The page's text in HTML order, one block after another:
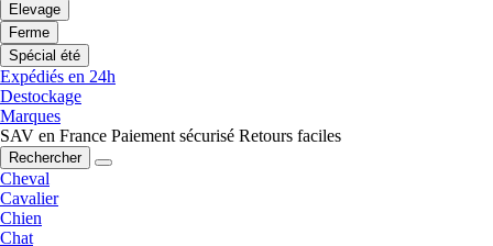
Elevage
Ferme
Spécial été
Expédiés en 24h
Destockage
Marques
SAV en France Paiement sécurisé Retours faciles
Rechercher
Cheval
Cavalier
Chien
Chat